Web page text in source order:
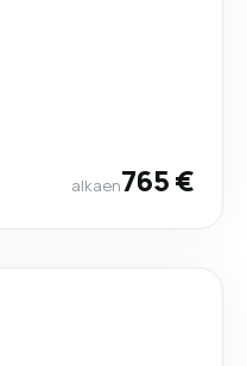
alkaen765 €